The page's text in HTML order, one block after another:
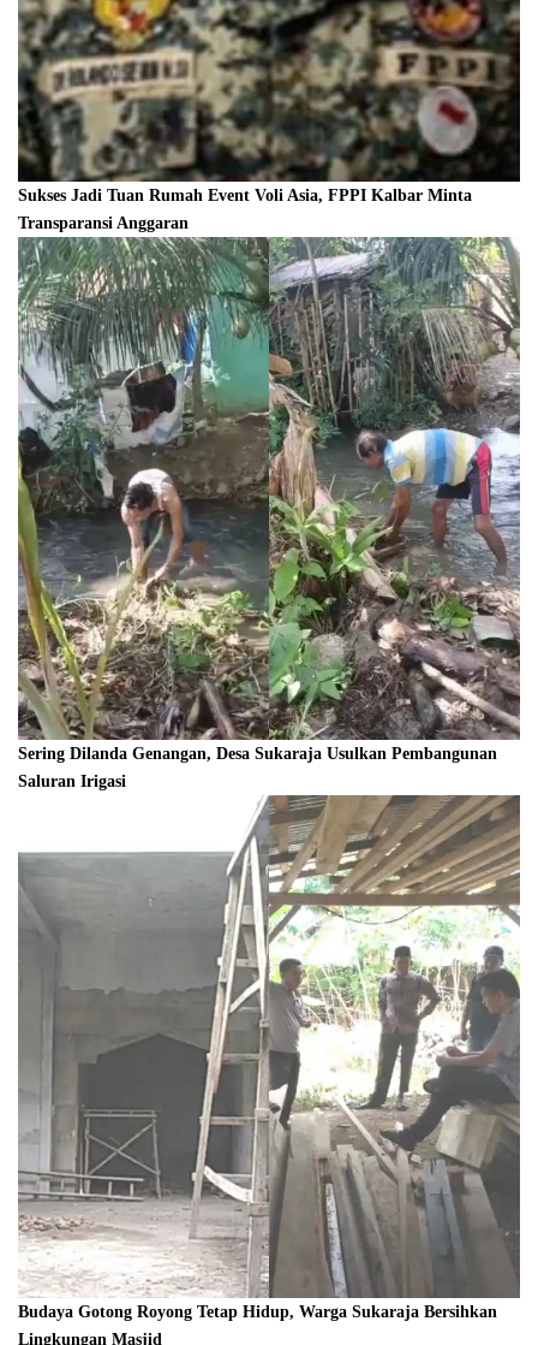
Sukses Jadi Tuan Rumah Event Voli Asia, FPPI Kalbar Minta
Transparansi Anggaran
Sering Dilanda Genangan, Desa Sukaraja Usulkan Pembangunan
Saluran Irigasi
Budaya Gotong Royong Tetap Hidup, Warga Sukaraja Bersihkan
Lingkungan Masjid